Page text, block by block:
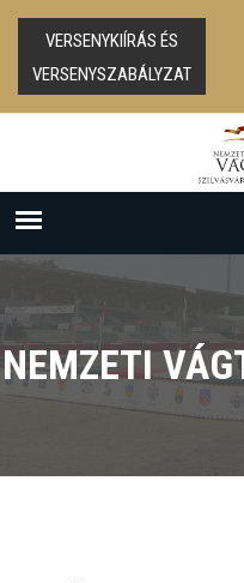
VERSENYKIÍRÁS ÉS
VERSENYSZABÁLYZAT
NEMZETI